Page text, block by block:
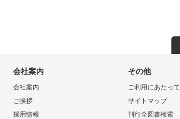
会社案内
会社案内
ご挨拶
採用情報
その他
ご利用にあたって
サイトマップ
刊行全図書検索